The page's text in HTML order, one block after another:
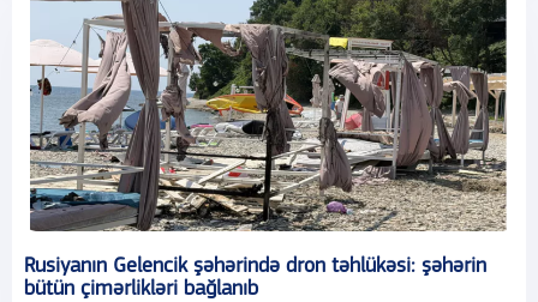
Rusiyanın Gelencik şəhərində dron təhlükəsi: şəhərin
bütün çimərlikləri bağlanıb